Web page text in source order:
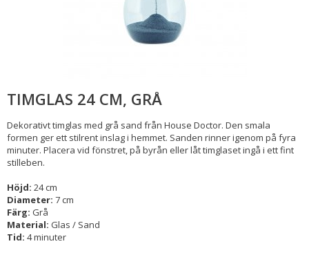
TIMGLAS 24 CM, GRÅ
Dekorativt timglas med grå sand från House Doctor. Den smala
formen ger ett stilrent inslag i hemmet. Sanden rinner igenom på fyra
minuter. Placera vid fönstret, på byrån eller låt timglaset ingå i ett fint
stilleben.
Höjd: 24 cm
Diameter: 7 cm
Färg: Grå
Material: Glas / Sand
Tid: 4 minuter